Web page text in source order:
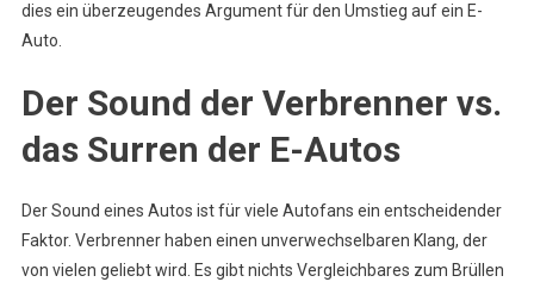
dies ein überzeugendes Argument für den Umstieg auf ein E-
Auto.
Der Sound der Verbrenner vs.
das Surren der E-Autos
Der Sound eines Autos ist für viele Autofans ein entscheidender
Faktor. Verbrenner haben einen unverwechselbaren Klang, der
von vielen geliebt wird. Es gibt nichts Vergleichbares zum Brüllen